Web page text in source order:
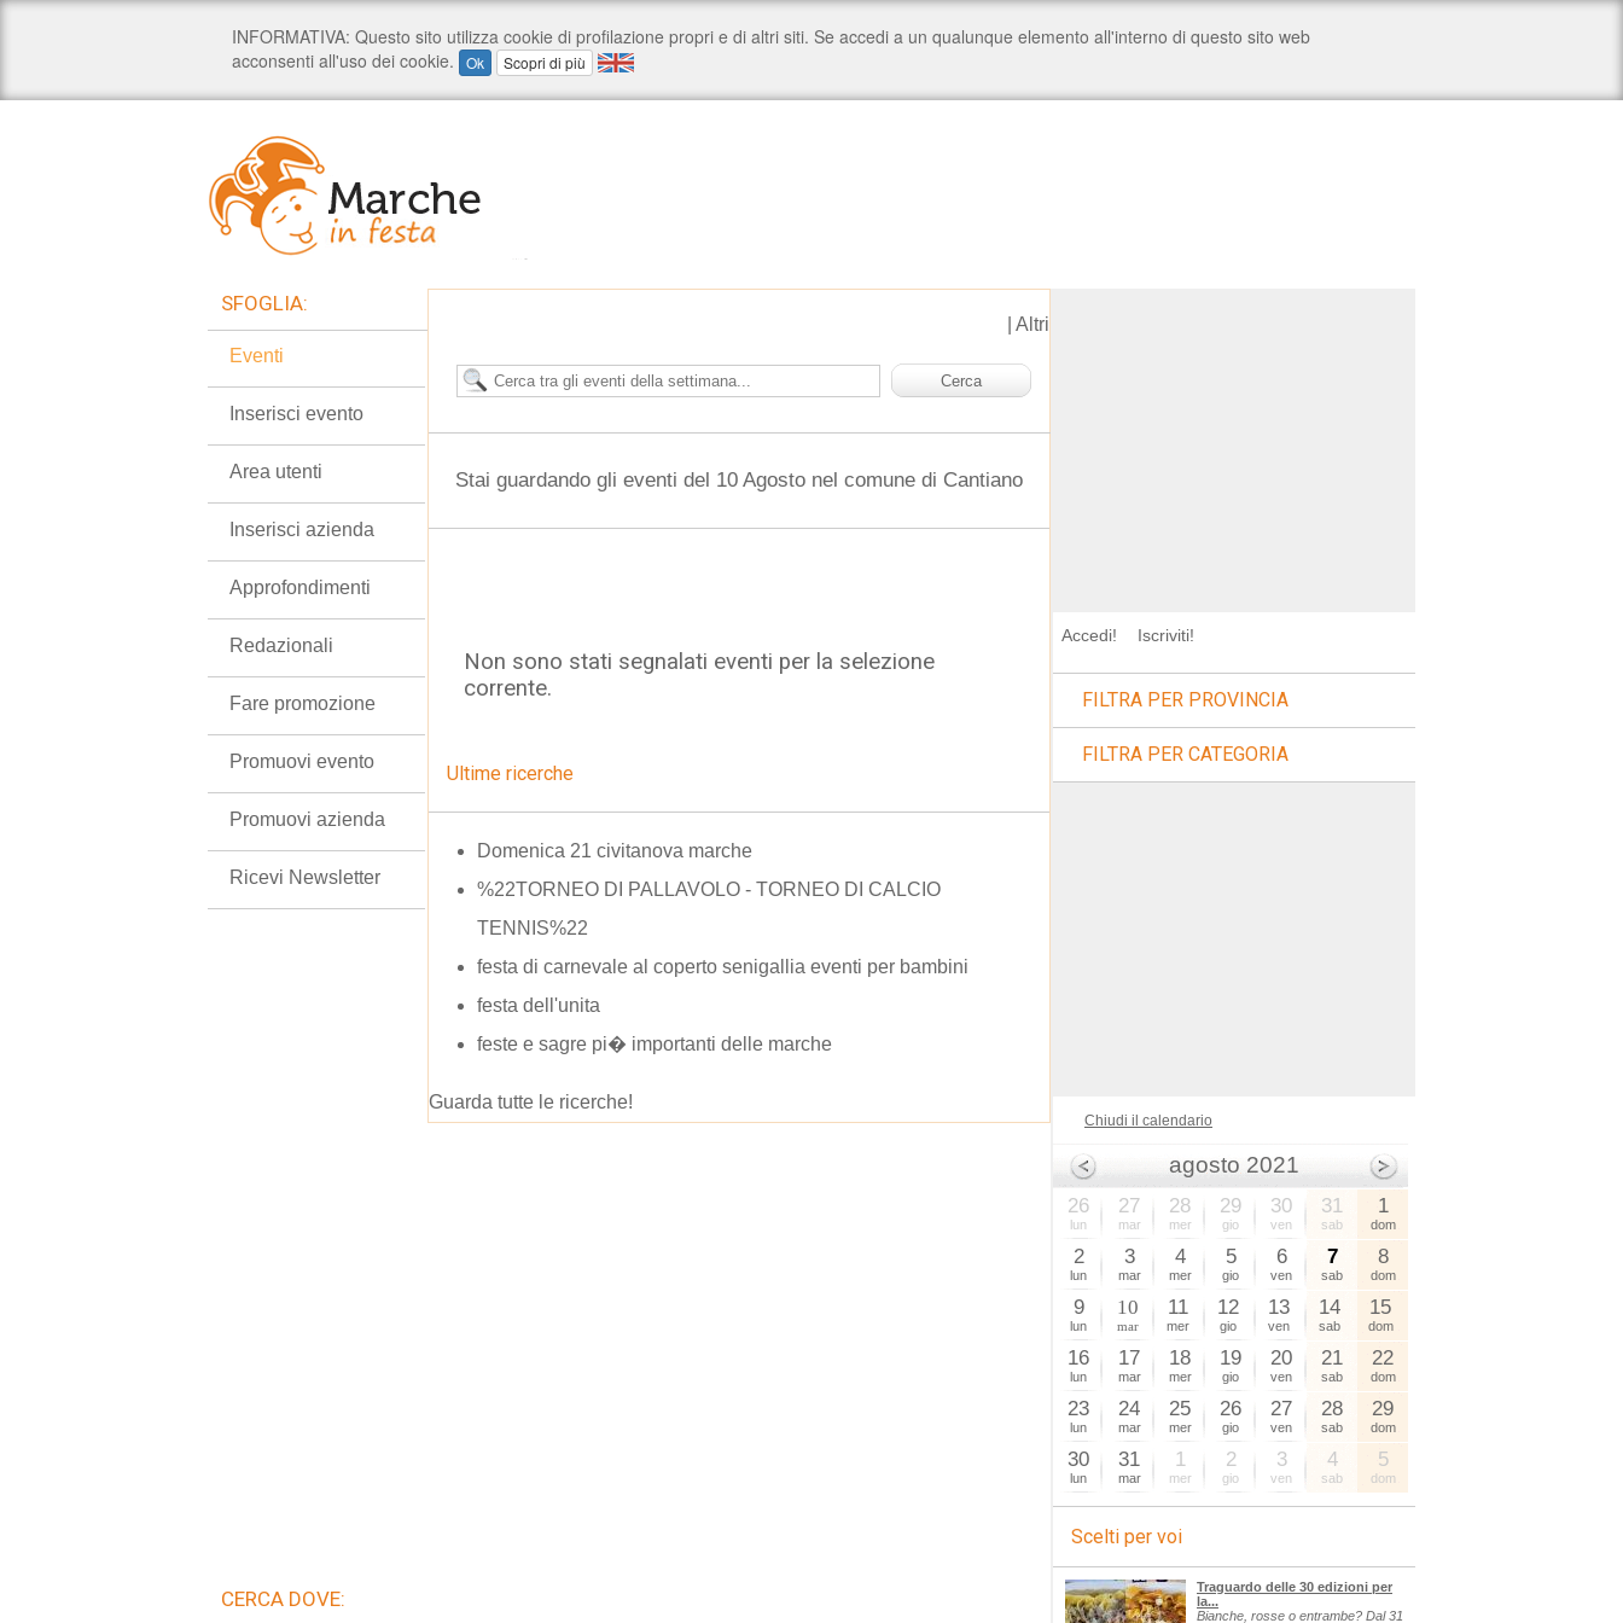
Altri
Stai guardando gli eventi del 10 Agosto nel comune di Cantiano
Non sono stati segnalati eventi per la selezione
corrente.
Ultime ricerche
Domenica 21 civitanova marche
%22TORNEO DI PALLAVOLO - TORNEO DI CALCIO
TENNIS%22
festa di carnevale al coperto senigallia eventi per bambini
festa dell'unita
feste e sagre pi� importanti delle marche
Guarda tutte le ricerche!
SFOGLIA:
Eventi
Inserisci evento
Area utenti
Inserisci azienda
Approfondimenti
Redazionali
Fare promozione
Promuovi evento
Promuovi azienda
Ricevi Newsletter
CERCA DOVE:
Accedi! Iscriviti!
FILTRA PER PROVINCIA
FILTRA PER CATEGORIA
Chiudi il calendario
agosto 2021
26
lun
27
mar
28
mer
29
gio
30
ven
31
sab
1
dom
2
lun
3
mar
4
mer
5
gio
6
ven
7
sab
8
dom
9
lun
10
mar
11
mer
12
gio
13
ven
14
sab
15
dom
16
lun
17
mar
18
mer
19
gio
20
ven
21
sab
22
dom
23
lun
24
mar
25
mer
26
gio
27
ven
28
sab
29
dom
30
lun
31
mar
1
mer
2
gio
3
ven
4
sab
5
dom
Scelti per voi
Traguardo delle 30 edizioni per
la...
Bianche, rosse o entrambe? Dal 31